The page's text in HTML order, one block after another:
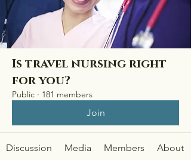
Is travel nursing right
for you?
Public · 181 members
Join
Discussion Media Members About